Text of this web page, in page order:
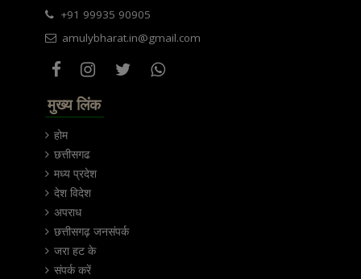
+91 99935 90905
amulybharat.in@gmail.com
मुख्य लिंक
होम
छत्तीसगढ
मध्य प्रदेश
देश विदेश
अपराध
छत्तीसगढ़ जनसंपर्क
जरा हट के
संपर्क करें